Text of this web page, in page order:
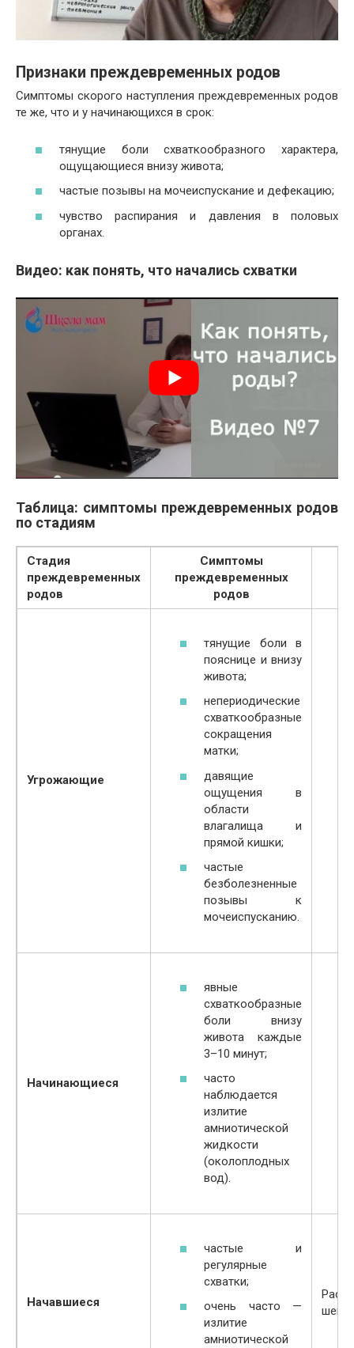
Признаки преждевременных родов
Симптомы скорого наступления преждевременных родов
те же, что и у начинающихся в срок:
тянущие боли схваткообразного характера,
ощущающиеся внизу живота;
частые позывы на мочеиспускание и дефекацию;
чувство распирания и давления в половых
органах.
Видео: как понять, что начались схватки
Таблица: симптомы преждевременных родов
по стадиям
Стадия
преждевременных
родов
Симптомы
преждевременных
родов
Угрожающие
тянущие боли в
пояснице и внизу
живота;
непериодические
схваткообразные
сокращения
матки;
давящие
ощущения в
области
влагалища и
прямой кишки;
частые
безболезненные
позывы к
мочеиспусканию.
Начинающиеся
явные
схваткообразные
боли внизу
живота каждые
3–10 минут;
часто
наблюдается
излитие
амниотической
жидкости
(околоплодных
вод).
Начавшиеся
частые и
регулярные
схватки;
очень часто —
излитие
амниотической